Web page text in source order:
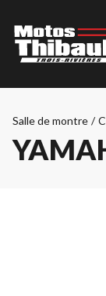
Salle de montre /